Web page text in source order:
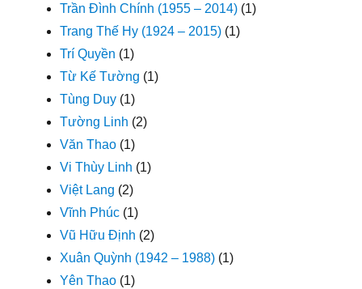
Trần Đình Chính (1955 – 2014) (1)
Trang Thế Hy (1924 – 2015) (1)
Trí Quyền (1)
Từ Kế Tường (1)
Tùng Duy (1)
Tường Linh (2)
Văn Thao (1)
Vi Thùy Linh (1)
Việt Lang (2)
Vĩnh Phúc (1)
Vũ Hữu Định (2)
Xuân Quỳnh (1942 – 1988) (1)
Yên Thao (1)